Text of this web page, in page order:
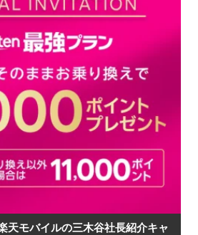
天モバイルの三木谷社長紹介キャ